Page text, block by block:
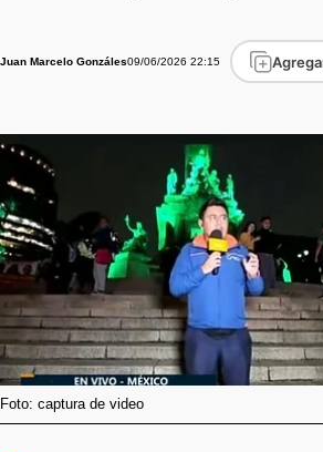
Juan Marcelo Gonzáles09/06/2026 22:15
Foto: captura de video